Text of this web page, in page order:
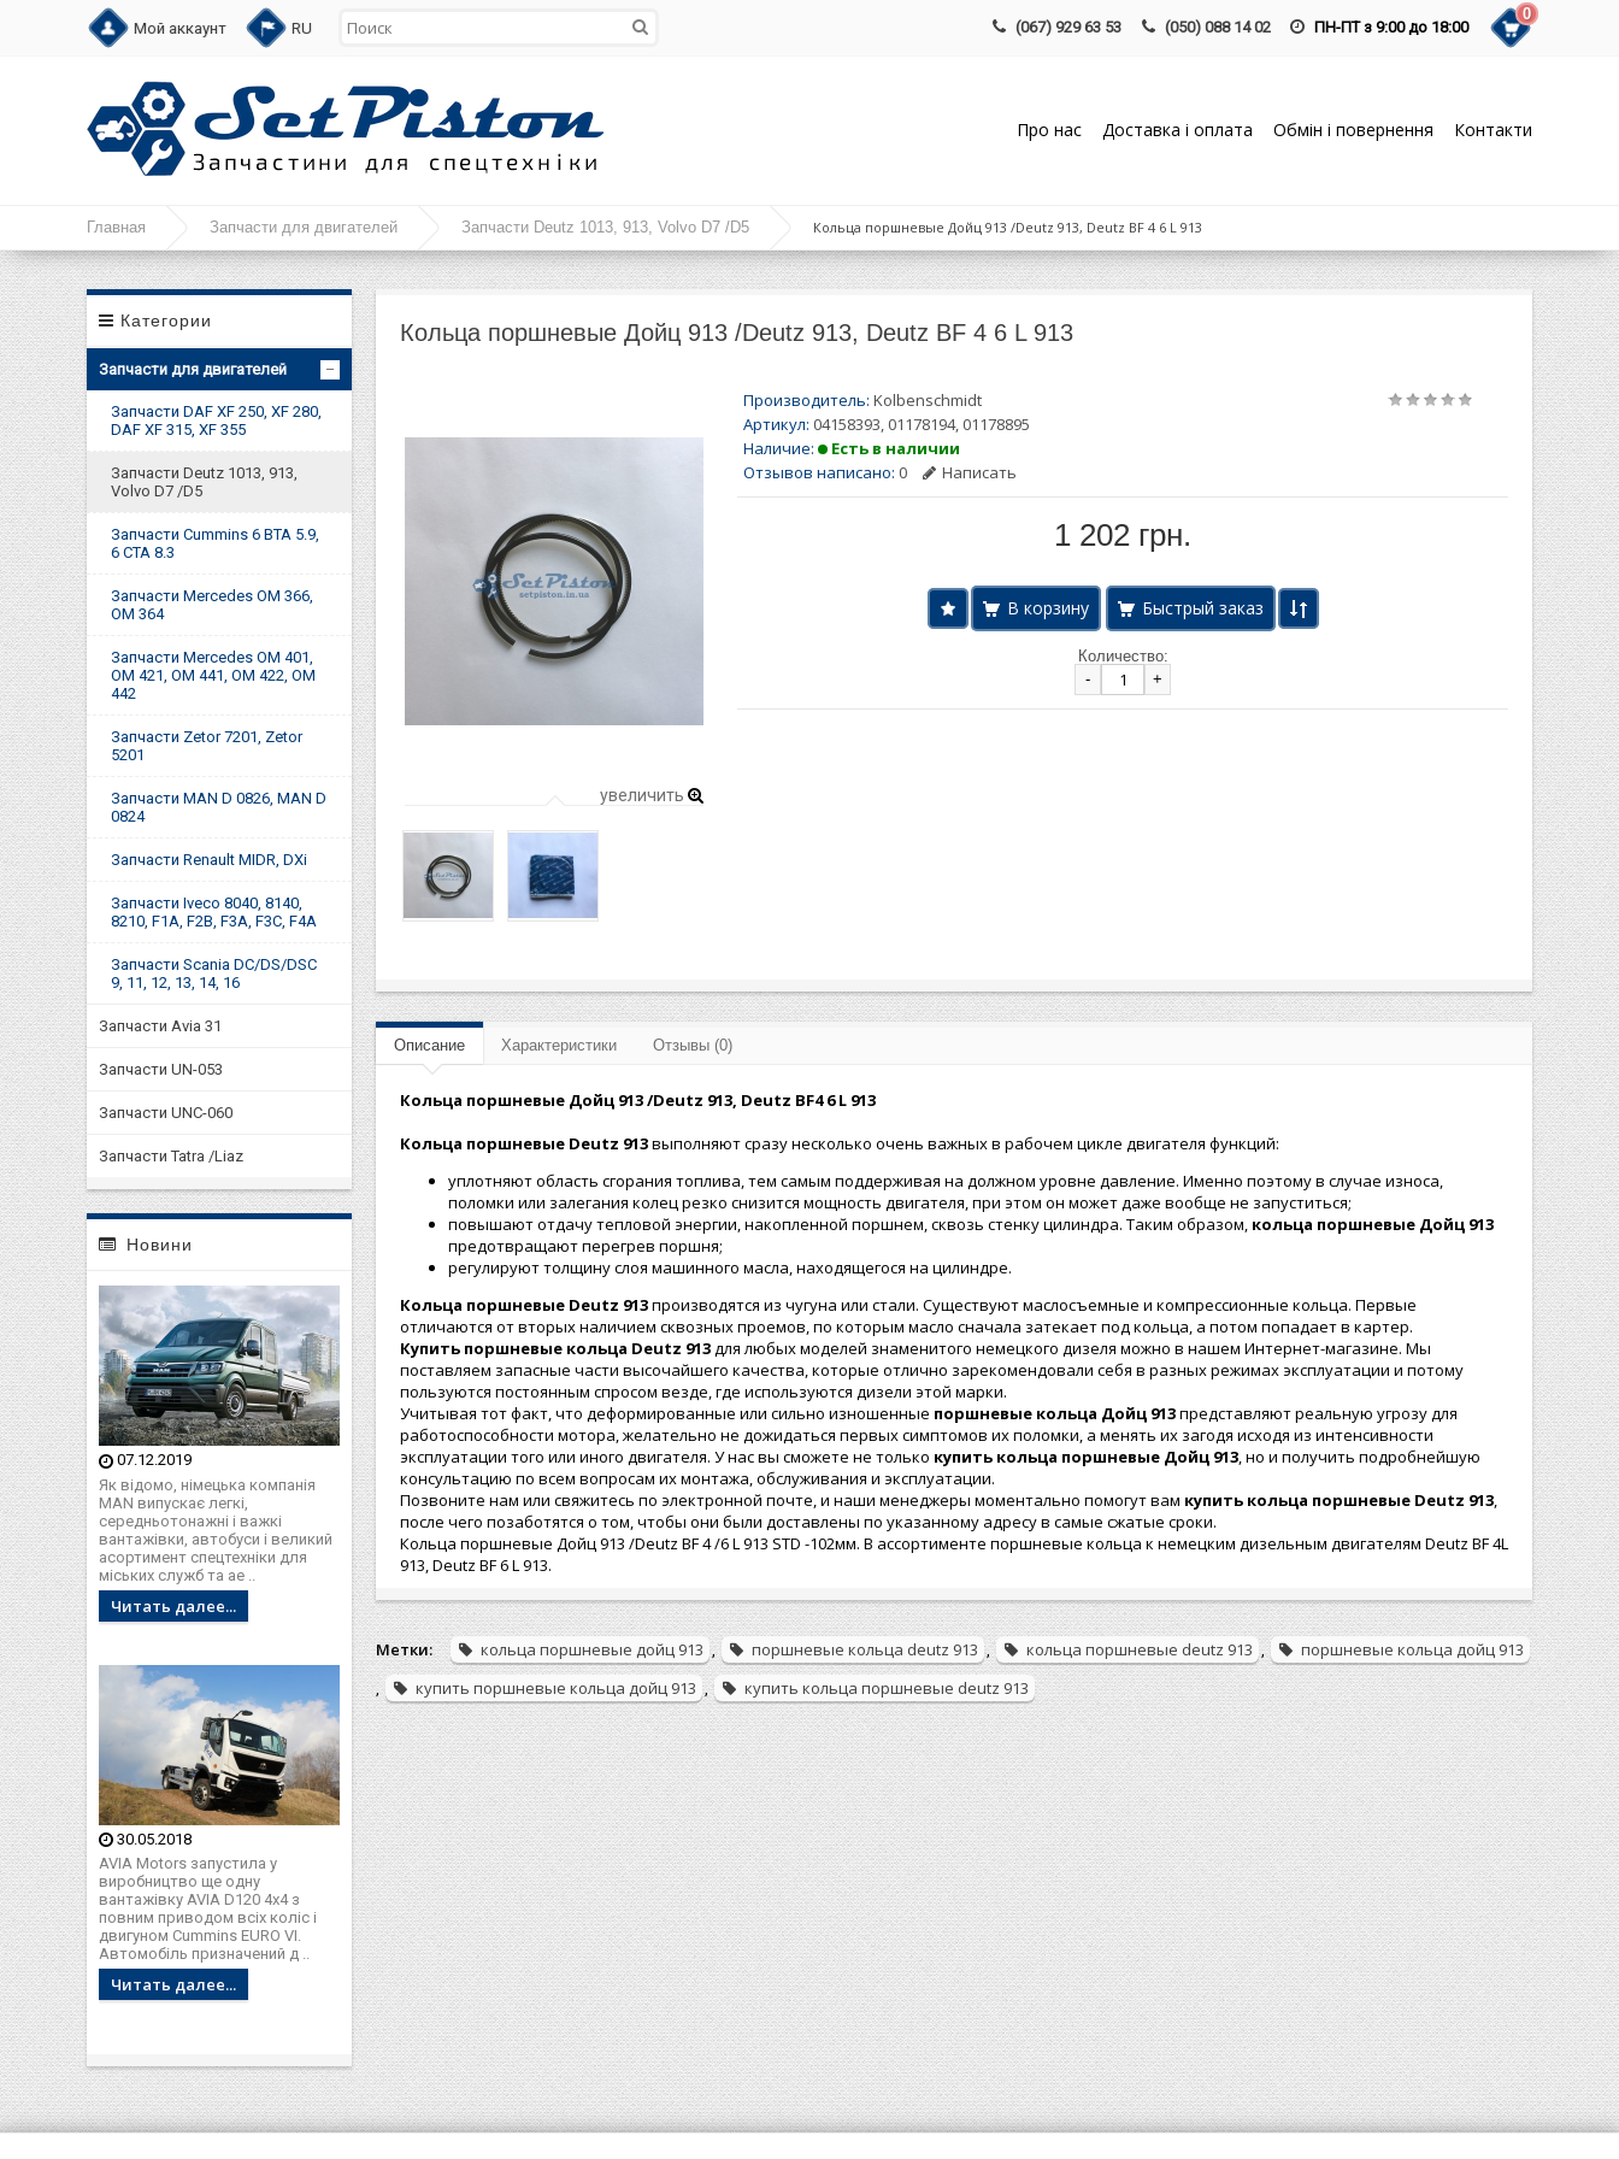
Мой аккаунт RU (067) 929 63 53 (050) 088 14 02 ПН-ПТ з 9:00 до 18:00
0
Про нас Доставка і оплата Обмін і повернення Контакти
Главная Запчасти для двигателей Запчасти Deutz 1013, 913, Volvo D7 /D5 Кольца поршневые Дойц 913 /Deutz 913, Deutz BF 4 6 L 913
Категории
Запчасти для двигателей
Запчасти DAF XF 250, XF 280,
DAF XF 315, XF 355
Запчасти Deutz 1013, 913,
Volvo D7 /D5
Запчасти Cummins 6 BTA 5.9,
6 CTA 8.3
Запчасти Mercedes OM 366,
OM 364
Запчасти Mercedes OM 401,
OM 421, OM 441, OM 422, OM
442
Запчасти Zetor 7201, Zetor
5201
Запчасти MAN D 0826, MAN D
0824
Запчасти Renault MIDR, DXi
Запчасти Iveco 8040, 8140,
8210, F1A, F2B, F3A, F3C, F4A
Запчасти Scania DC/DS/DSC
9, 11, 12, 13, 14, 16
Запчасти Avia 31
Запчасти UN-053
Запчасти UNC-060
Запчасти Tatra /Liaz
Новини
07.12.2019
Як відомо, німецька компанія
MAN випускає легкі,
середньотонажні і важкі
вантажівки, автобуси і великий
асортимент спецтехніки для
міських служб та ае ..
Читать далее...
30.05.2018
AVIA Motors запустила у
виробництво ще одну
вантажівку AVIA D120 4x4 з
повним приводом всіх коліс і
двигуном Cummins EURO VI.
Автомобіль призначений д ..
Читать далее...
Кольца поршневые Дойц 913 /Deutz 913, Deutz BF 4 6 L 913
увеличить
Производитель: Kolbenschmidt
Артикул: 04158393, 01178194, 01178895
Наличие:
Есть в наличии
Отзывов написано: 0 Написать
1 202 грн.
Быстрый заказ
Количество:
-
+
Описание Характеристики Отзывы (0)
Кольца поршневые Дойц 913 /Deutz 913, Deutz BF4 6 L 913
Кольца поршневые Deutz 913выполняют сразу несколько очень важных в рабочем цикле двигателя функций:
уплотняют область сгорания топлива, тем самым поддерживая на должном уровне давление. Именно поэтому в случае износа,
поломки или залегания колец резко снизится мощность двигателя, при этом он может даже вообще не запуститься;
повышают отдачу тепловой энергии, накопленной поршнем, сквозь стенку цилиндра. Таким образом, кольца поршневые Дойц 913
предотвращают перегрев поршня;
регулируют толщину слоя машинного масла, находящегося на цилиндре.
Кольца поршневые Deutz 913производятся из чугуна или стали. Существуют маслосъемные и компрессионные кольца. Первые
отличаются от вторых наличием сквозных проемов, по которым масло сначала затекает под кольца, а потом попадает в картер.
Купить поршневые кольца Deutz 913для любых моделей знаменитого немецкого дизеля можно в нашем Интернет-магазине. Мы
поставляем запасные части высочайшего качества, которые отлично зарекомендовали себя в разных режимах эксплуатации и потому
пользуются постоянным спросом везде, где используются дизели этой марки.
Учитывая тот факт, что деформированные или сильно изношенные поршневые кольца Дойц 913представляют реальную угрозу для
работоспособности мотора, желательно не дожидаться первых симптомов их поломки, а менять их загодя исходя из интенсивности
эксплуатации того или иного двигателя. У нас вы сможете не только купить кольца поршневые Дойц 913, но и получить подробнейшую
консультацию по всем вопросам их монтажа, обслуживания и эксплуатации.
Позвоните нам или свяжитесь по электронной почте, и наши менеджеры моментально помогут вам купить кольца поршневые Deutz 913,
после чего позаботятся о том, чтобы они были доставлены по указанному адресу в самые сжатые сроки.
Кольца поршневые Дойц 913 /Deutz BF 4 /6 L 913 STD -102мм. В ассортименте поршневые кольца к немецким дизельным двигателям Deutz BF 4L
913, Deutz BF 6 L 913.
Метки: кольца поршневые дойц 913 , поршневые кольца deutz 913 , кольца поршневые deutz 913 , поршневые кольца дойц 913
, купить поршневые кольца дойц 913 , купить кольца поршневые deutz 913